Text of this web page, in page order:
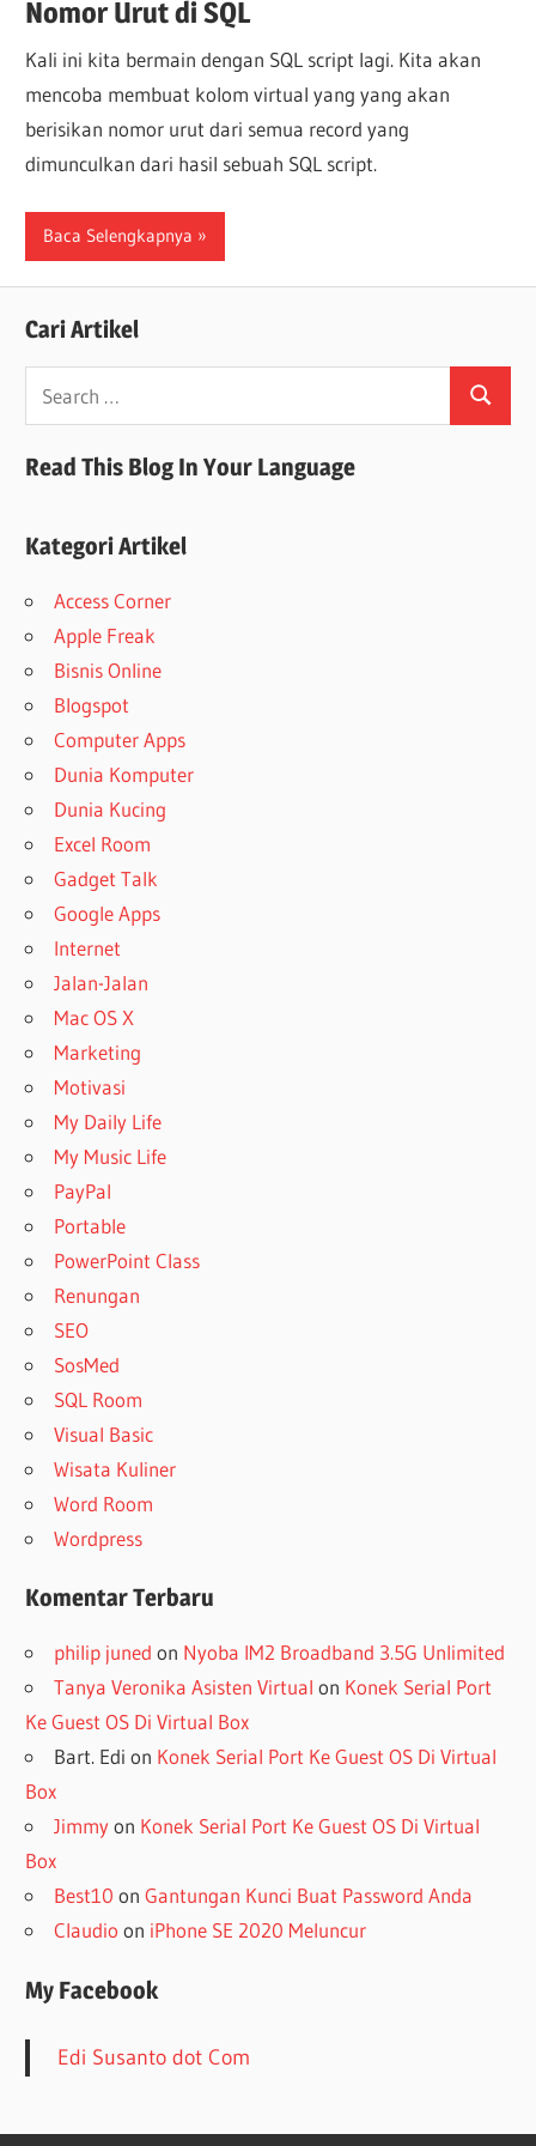
Nomor Urut di SQL
Kali ini kita bermain dengan SQL script lagi. Kita akan
mencoba membuat kolom virtual yang yang akan
berisikan nomor urut dari semua record yang
dimunculkan dari hasil sebuah SQL script.
Baca Selengkapnya
Cari Artikel
Search
Read This Blog In Your Language
Kategori Artikel
Access Corner
Apple Freak
Bisnis Online
Blogspot
Computer Apps
Dunia Komputer
Dunia Kucing
Excel Room
Gadget Talk
Google Apps
Internet
Jalan-Jalan
Mac OS X
Marketing
Motivasi
My Daily Life
My Music Life
PayPal
Portable
PowerPoint Class
Renungan
SEO
SosMed
SQL Room
Visual Basic
Wisata Kuliner
Word Room
Wordpress
Komentar Terbaru
philip juned on Nyoba IM2 Broadband 3.5G Unlimited
Tanya Veronika Asisten Virtual on Konek Serial Port
Ke Guest OS Di Virtual Box
Bart. Edi on Konek Serial Port Ke Guest OS Di Virtual
Box
Jimmyon Konek Serial Port Ke Guest OS Di Virtual
Box
Best10 onGantungan Kunci Buat Password Anda
Claudio on iPhone SE 2020 Meluncur
My Facebook
Edi Susanto dot Com